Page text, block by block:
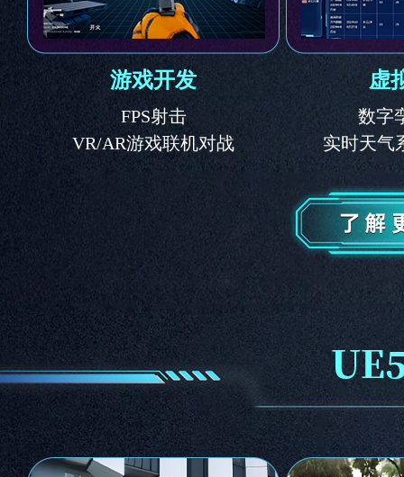
游戏开发
FPS射击
VR/AR游戏联机对战
虚
数字
实时天气